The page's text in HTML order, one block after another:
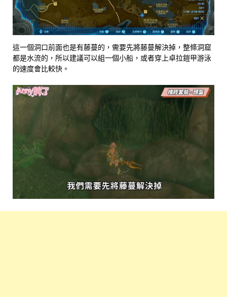
這一個洞口前面也是有藤蔓的，需要先將藤蔓解決掉，整條洞窟
都是水流的，所以建議可以組一個小船，或者穿上卓拉鎧甲游泳
的速度會比較快。